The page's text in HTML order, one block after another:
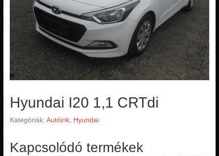
Hyundai I20 1,1 CRTdi
Kategóriák: Autóink, Hyundai
Kapcsolódó termékek